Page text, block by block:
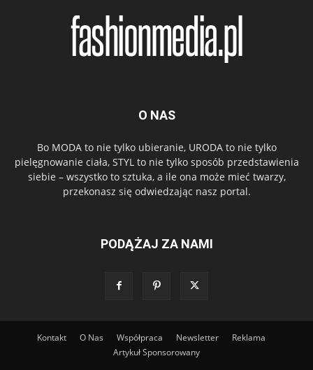
O NAS
Bo MODA to nie tylko ubieranie, URODA to nie tylko
pielęgnowanie ciała, STYL to nie tylko sposób przedstawienia
siebie – wszystko to sztuka, a ile ona może mieć twarzy,
przekonasz się odwiedzając nasz portal.
PODĄŻAJ ZA NAMI
Kontakt O Nas Współpraca Newsletter
Reklama
Artykuł Sponsorowany